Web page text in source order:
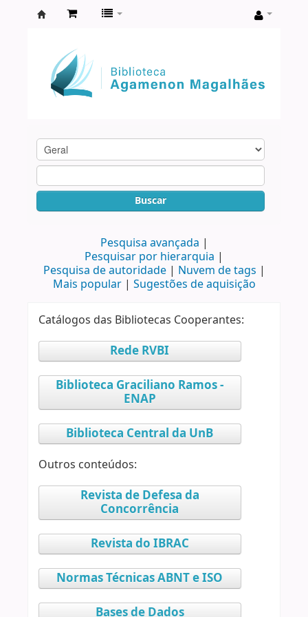
Agamenon
Magalhães
Buscar
Pesquisa avançada
Pesquisar por hierarquia
Pesquisa de autoridade
Nuvem de tags
Mais popular
Sugestões de aquisição
Catálogos das Bibliotecas Cooperantes:
Rede RVBI
Biblioteca Graciliano Ramos -
ENAP
Biblioteca Central da UnB
Outros conteúdos:
Revista de Defesa da
Concorrência
Revista do IBRAC
Normas Técnicas ABNT e ISO
Bases de Dados